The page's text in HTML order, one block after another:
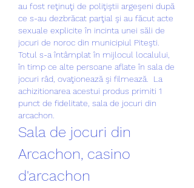
au fost reţinuţi de poliţiştii argeşeni după
ce s-au dezbrăcat parţial şi au făcut acte
sexuale explicite în incinta unei săli de
jocuri de noroc din municipiul Piteşti.
Totul s-a întâmplat în mijlocul localului,
în timp ce alte persoane aflate în sala de
jocuri râd, ovaţionează şi filmează.  La
achizitionarea acestui produs primiti 1
punct de fidelitate, sala de jocuri din
arcachon.
Sala de jocuri din
Arcachon, casino
d'arcachon